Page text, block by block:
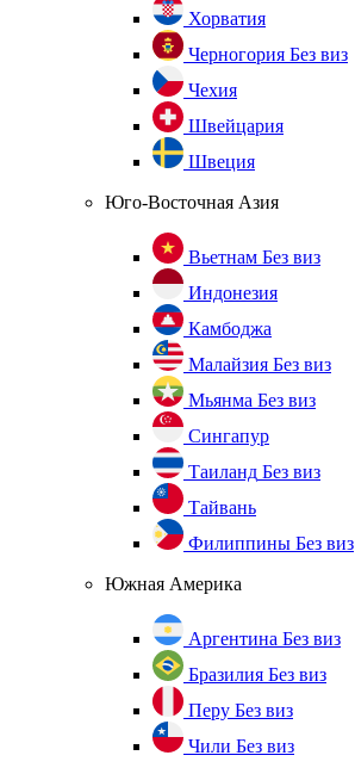
Хорватия
Черногория Без виз
Чехия
Швейцария
Швеция
Юго-Восточная Азия
Вьетнам Без виз
Индонезия
Камбоджа
Малайзия Без виз
Мьянма Без виз
Сингапур
Таиланд Без виз
Тайвань
Филиппины Без виз
Южная Америка
Аргентина Без виз
Бразилия Без виз
Перу Без виз
Чили Без виз